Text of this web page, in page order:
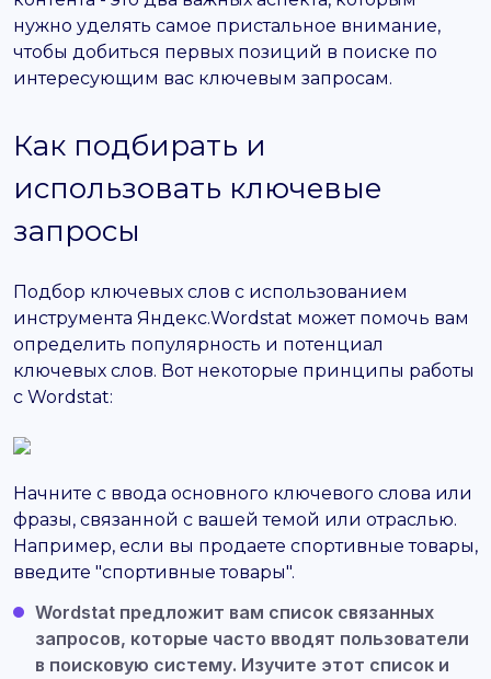
нужно уделять самое пристальное внимание,
чтобы добиться первых позиций в поиске по
интересующим вас ключевым запросам.
Как подбирать и
использовать ключевые
запросы
Подбор ключевых слов с использованием
инструмента Яндекс.Wordstat может помочь вам
определить популярность и потенциал
ключевых слов. Вот некоторые принципы работы
с Wordstat:
Начните с ввода основного ключевого слова или
фразы, связанной с вашей темой или отраслью.
Например, если вы продаете спортивные товары,
введите "спортивные товары".
Wordstat предложит вам список связанных
запросов, которые часто вводят пользователи
в поисковую систему. Изучите этот список и